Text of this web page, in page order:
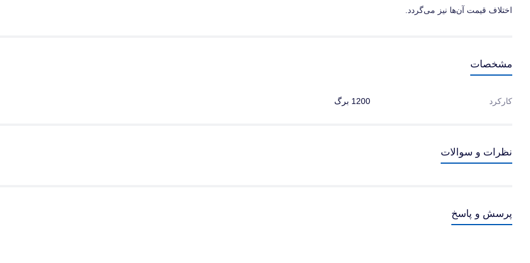
اختلاف قیمت آن‌ها نیز می‌گردد.
مشخصات
کارکرد 1200 برگ
نظرات و سوالات
پرسش و پاسخ